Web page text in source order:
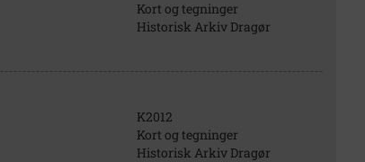
Kort og tegninger
Historisk Arkiv Dragør
K2012
Kort og tegninger
Historisk Arkiv Dragør